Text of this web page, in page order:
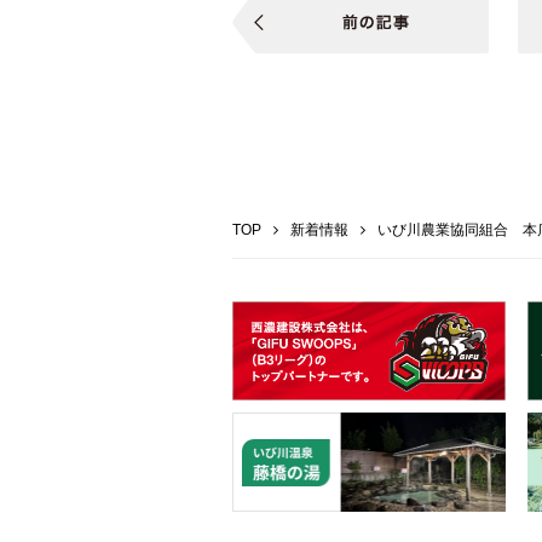
TOP 新着情報 いび川農業協同組合 本